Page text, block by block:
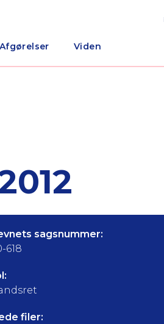
Afgørelser Viden
sagsnummer:
618
filer: